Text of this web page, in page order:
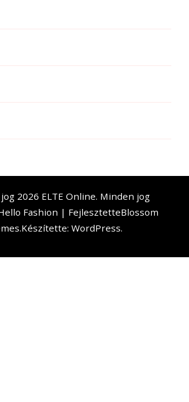
2026 ELTE Online. Minden jog
Fashion | FejlesztetteBlossom
.Készítette: WordPress.